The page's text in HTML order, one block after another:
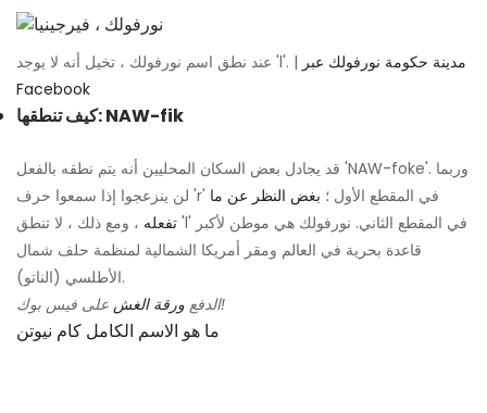
عند نطق اسم نورفولك ، تخيل أنه لا يوجد 'l'. | مدينة حكومة نورفولك عبر
Facebook
كيف تنطقها: NAW-fik
قد يجادل بعض السكان المحليين أنه يتم نطقه بالفعل 'NAW-foke'. وربما
لن ينزعجوا إذا سمعوا حرف 'r' في المقطع الأول ؛ بغض النظر عن ما
تفعله ، ومع ذلك ، لا تنطق 'l' في المقطع الثاني. نورفولك هي موطن لأكبر
قاعدة بحرية في العالم ومقر أمريكا الشمالية لمنظمة حلف شمال
الأطلسي (الناتو).
الدفع ورقة الغش على فيس بوك!
ما هو الاسم الكامل كام نيوتن